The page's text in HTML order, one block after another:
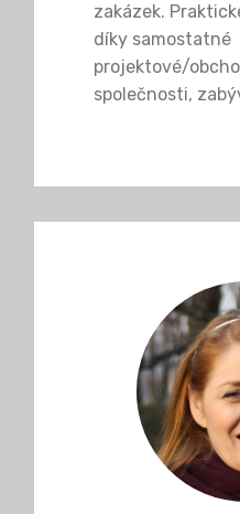
zakázek.
díky samostatné
projektové/
společnosti,